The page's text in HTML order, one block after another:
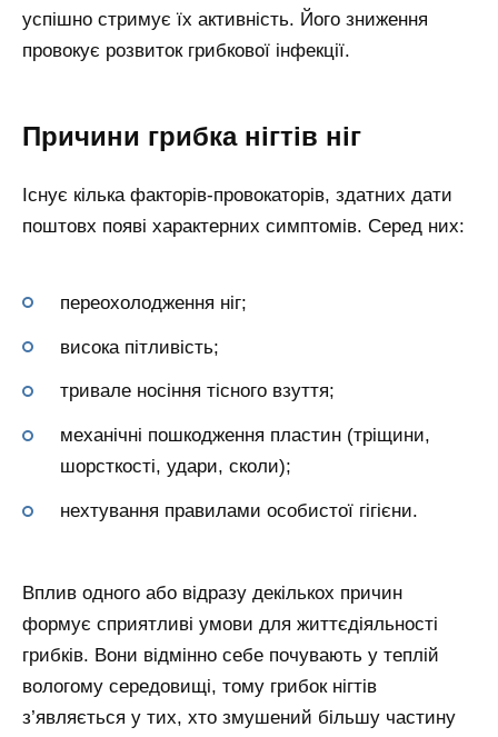
успішно стримує їх активність. Його зниження
провокує розвиток грибкової інфекції.
Причини грибка нігтів ніг
Існує кілька факторів-провокаторів, здатних дати
поштовх появі характерних симптомів. Серед них:
переохолодження ніг;
висока пітливість;
тривале носіння тісного взуття;
механічні пошкодження пластин (тріщини,
шорсткості, удари, сколи);
нехтування правилами особистої гігієни.
Вплив одного або відразу декількох причин
формує сприятливі умови для життєдіяльності
грибків. Вони відмінно себе почувають у теплій
вологому середовищі, тому грибок нігтів
з’являється у тих, хто змушений більшу частину